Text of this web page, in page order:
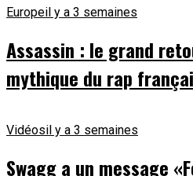
Europeil y a 3 semaines
Assassin : le grand
mythique du rap
Vidéosil y a 3 semaines
Swagg a un message